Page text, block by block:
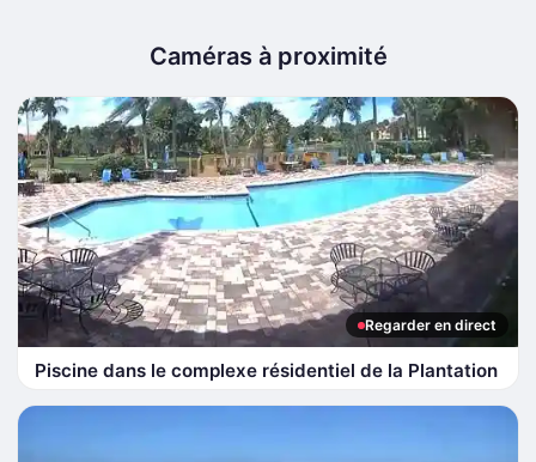
Caméras à proximité
Regarder en direct
Piscine dans le complexe résidentiel de la Plantation